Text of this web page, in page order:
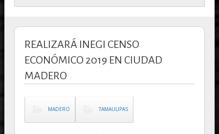
REALIZARÁ INEGI CENSO
ECONÓMICO 2019 EN CIUDAD
MADERO
MADERO TAMAULIPAS